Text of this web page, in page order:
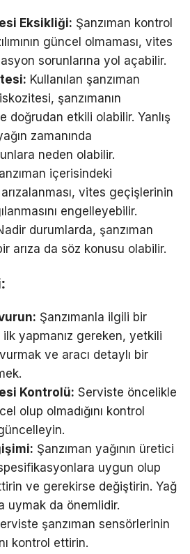
Eksikliği: Şanzıman kontrol
güncel olmaması, vites
sorunlarına yol açabilir.
Kullanılan şanzıman
şanzımanın
doğrudan etkili olabilir. Yanlış
zamanında
neden olabilir.
içerisindeki
vites geçişlerinin
engelleyebilir.
durumlarda, şanzıman
arıza da söz konusu olabilir.
Şanzımanla ilgili bir
ilk yapmanız gereken, yetkili
ve aracı detaylı bir
Kontrolü: Serviste öncelikle
olup olmadığını kontrol
Şanzıman yağının üretici
uygun olup
ve gerekirse değiştirin. Yağ
uymak da önemlidir.
şanzıman sensörlerinin
kontrol ettirin.